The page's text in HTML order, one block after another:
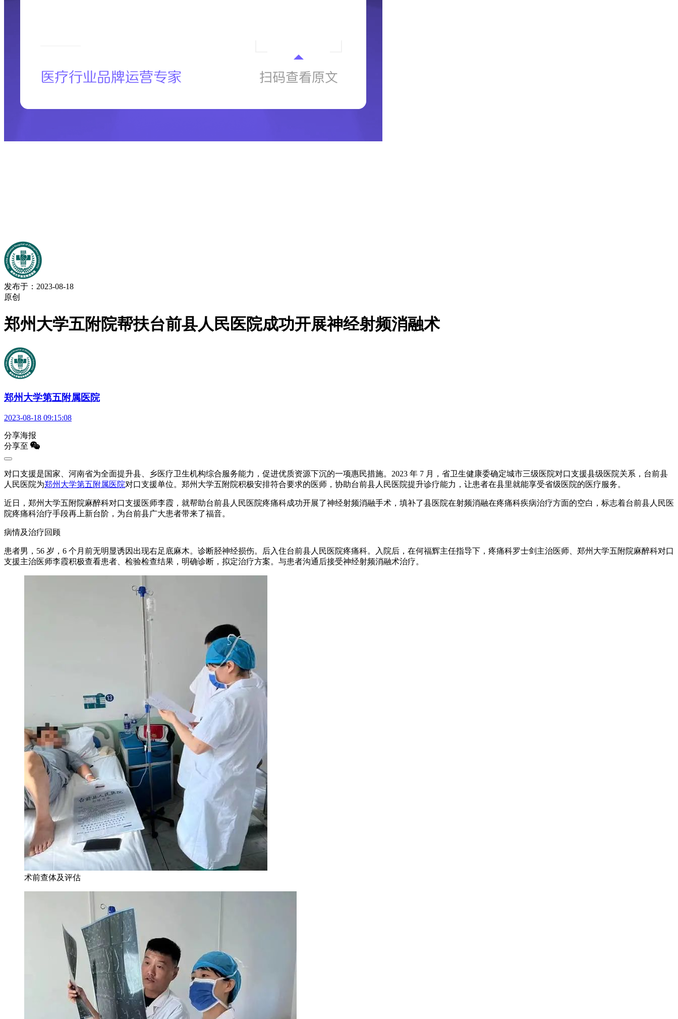
发布于：2023-08-18
原创
郑州大学五附院帮扶台前县人民医院成功开展神经射频消融术
郑州大学第五附属医院
2023-08-18 09:15:08
分享海报
分享至
对口支援是国家、河南省为全面提升县、乡医疗卫生机构综合服务能力，促进优质资源下沉的一项惠民措施。2023 年 7 月，省卫生健康委确定城市三级医院对口支援县级医院关系，台前县
人民医院为郑州大学第五附属医院对口支援单位。郑州大学五附院积极安排符合要求的医师，协助台前县人民医院提升诊疗能力，让患者在县里就能享受省级医院的医疗服务。
近日，郑州大学五附院麻醉科对口支援医师李霞，就帮助台前县人民医院疼痛科成功开展了神经射频消融手术，填补了县医院在射频消融在疼痛科疾病治疗方面的空白，标志着台前县人民医
院疼痛科治疗手段再上新台阶，为台前县广大患者带来了福音。
病情及治疗回顾
患者男，56 岁，6 个月前无明显诱因出现右足底麻木。诊断胫神经损伤。后入住台前县人民医院疼痛科。入院后，在何福辉主任指导下，疼痛科罗士剑主治医师、郑州大学五附院麻醉科对口
支援主治医师李霞积极查看患者、检验检查结果，明确诊断，拟定治疗方案。与患者沟通后接受神经射频消融术治疗。
术前查体及评估